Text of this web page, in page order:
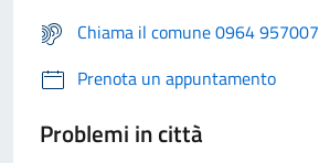
Chiama il comune 0964 957007
Prenota un appuntamento
Problemi in città